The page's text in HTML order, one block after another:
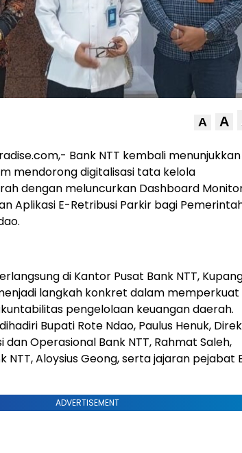
A A
Bank NTT kembali menunjukkan
mendorong digitalisasi tata kelola
dengan meluncurkan Dashboard
Aplikasi E-Retribusi Parkir bagi
di Kantor Pusat Bank NTT,
langkah konkret dalam memperkuat
pengelolaan keuangan daerah.
Bupati Rote Ndao, Paulus Henuk,
Operasional Bank NTT, Rahmat Saleh,
NTT, Aloysius Geong, serta jajaran pejabat
ADVERTISEMENT